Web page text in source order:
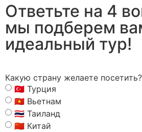
Ответьте на 4
мы подберем
идеальный тур!
Какую страну желаете посетить?
🇹🇷 Турция
🇻🇳 Вьетнам
🇹🇭 Таиланд
🇨🇳 Китай